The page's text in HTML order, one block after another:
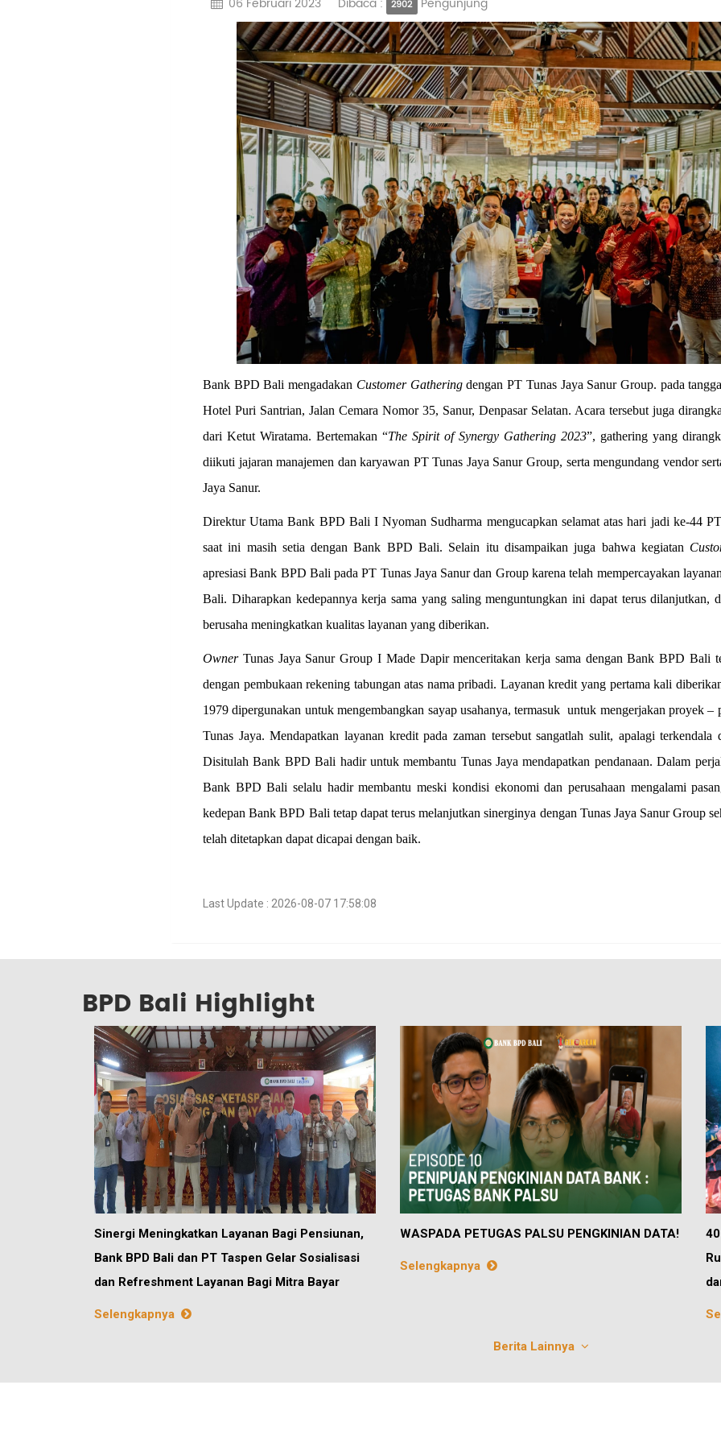
2902
Bank BPD Bali mengadakan Customer Gatheringdengan PT Tunas Jaya Sanur Group. pada
Hotel Puri Santrian, Jalan Cemara Nomor 35, Sanur, Denpasar Selatan. Acara tersebut juga
dari Ketut Wiratama. Bertemakan “The Spirit of Synergy Gathering 2023”, gathering yang
diikuti jajaran manajemen dan karyawan PT Tunas Jaya Sanur Group, serta mengundang vendor
Jaya Sanur.
Direktur Utama Bank BPD Bali I Nyoman Sudharma mengucapkan selamat atas hari jadi ke-44
saat ini masih setia dengan Bank BPD Bali. Selain itu disampaikan juga bahwa kegiatan
apresiasi Bank BPD Bali pada PT Tunas Jaya Sanur dan Group karena telah mempercayakan
Bali. Diharapkan kedepannya kerja sama yang saling menguntungkan ini dapat terus dilanjutkan,
berusaha meningkatkan kualitas layanan yang diberikan.
Owner Tunas Jaya Sanur Group I Made Dapir menceritakan kerja sama dengan Bank BPD Bali
dengan pembukaan rekening tabungan atas nama pribadi. Layanan kredit yang pertama kali
1979 dipergunakan untuk mengembangkan sayap usahanya, termasuk untuk mengerjakan proyek
Tunas Jaya. Mendapatkan layanan kredit pada zaman tersebut sangatlah sulit, apalagi terkendala
Disitulah Bank BPD Bali hadir untuk membantu Tunas Jaya mendapatkan pendanaan. Dalam
Bank BPD Bali selalu hadir membantu meski kondisi ekonomi dan perusahaan mengalami
kedepan Bank BPD Bali tetap dapat terus melanjutkan sinerginya dengan Tunas Jaya Sanur Group
telah ditetapkan dapat dicapai dengan baik.
Last Update : 2026-08-07 17:58:08
BPD Bali Highlight
Sinergi Meningkatkan Layanan Bagi Pensiunan,
Bank BPD Bali dan PT Taspen Gelar Sosialisasi
dan Refreshment Layanan Bagi Mitra Bayar
Selengkapnya
WASPADA PETUGAS PALSU PENGKINIAN DATA!
Selengkapnya
Berita Lainnya